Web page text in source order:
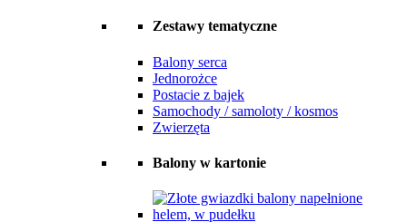
Zestawy tematyczne
Balony serca
Jednorożce
Postacie z bajek
Samochody / samoloty / kosmos
Zwierzęta
Balony w kartonie